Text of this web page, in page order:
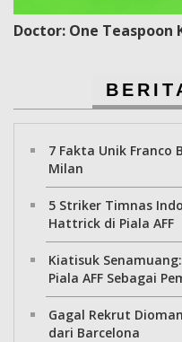
Doctor: One Teaspoon
7 Fakta Unik Franco
Milan
5 Striker Timnas
Hattrick di Piala AFF
Kiatisuk
Piala AFF Sebagai
Gagal Rekrut
dari Barcelona